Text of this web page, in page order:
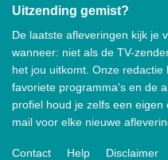
Uitzending gemist?
De laatste afleveringen kijk je
wanneer: niet als de TV-
het jou uitkomt. Onze
favoriete programma's en de
profiel houd je zelfs een
mail voor elke nieuwe
Contact Help Disclaimer